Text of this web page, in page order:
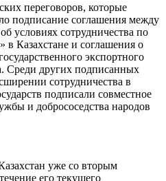
переговоров, которые
подписание соглашения между
условиях сотрудничества по
в Казахстане и соглашения о
экспортного
Среди других подписанных
сотрудничества в
подписали совместное
и добрососедства народов
уже со вторым
его текущего